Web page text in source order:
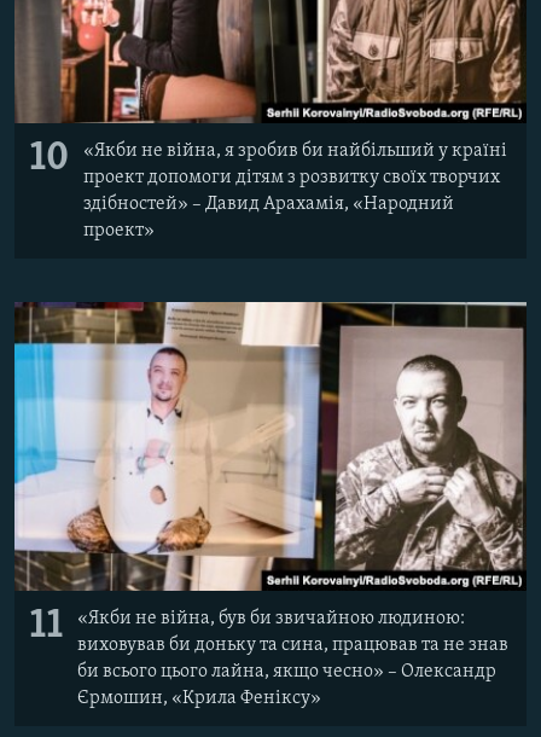
10
«Якби не війна, я зробив би найбільший у країні
проект допомоги дітям з розвитку своїх творчих
здібностей» – Давид Арахамія, «Народний
проект»
11
«Якби не війна, був би звичайною людиною:
виховував би доньку та сина, працював та не знав
би всього цього лайна, якщо чесно» – Олександр
Єрмошин, «Крила Феніксу»